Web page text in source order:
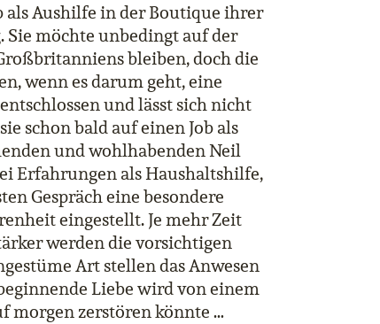
Aushilfe in der Boutique ihrer
möchte unbedingt auf der
bleiben, doch die
wenn es darum geht, eine
und lässt sich nicht
schon bald auf einen Job als
und wohlhabenden Neil
Erfahrungen als Haushaltshilfe,
Gespräch eine besondere
eingestellt. Je mehr Zeit
werden die vorsichtigen
Art stellen das Anwesen
Liebe wird von einem
morgen zerstören könnte …